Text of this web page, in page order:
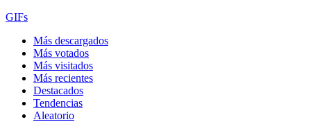
GIFs
Más descargados
Más votados
Más visitados
Más recientes
Destacados
Tendencias
Aleatorio